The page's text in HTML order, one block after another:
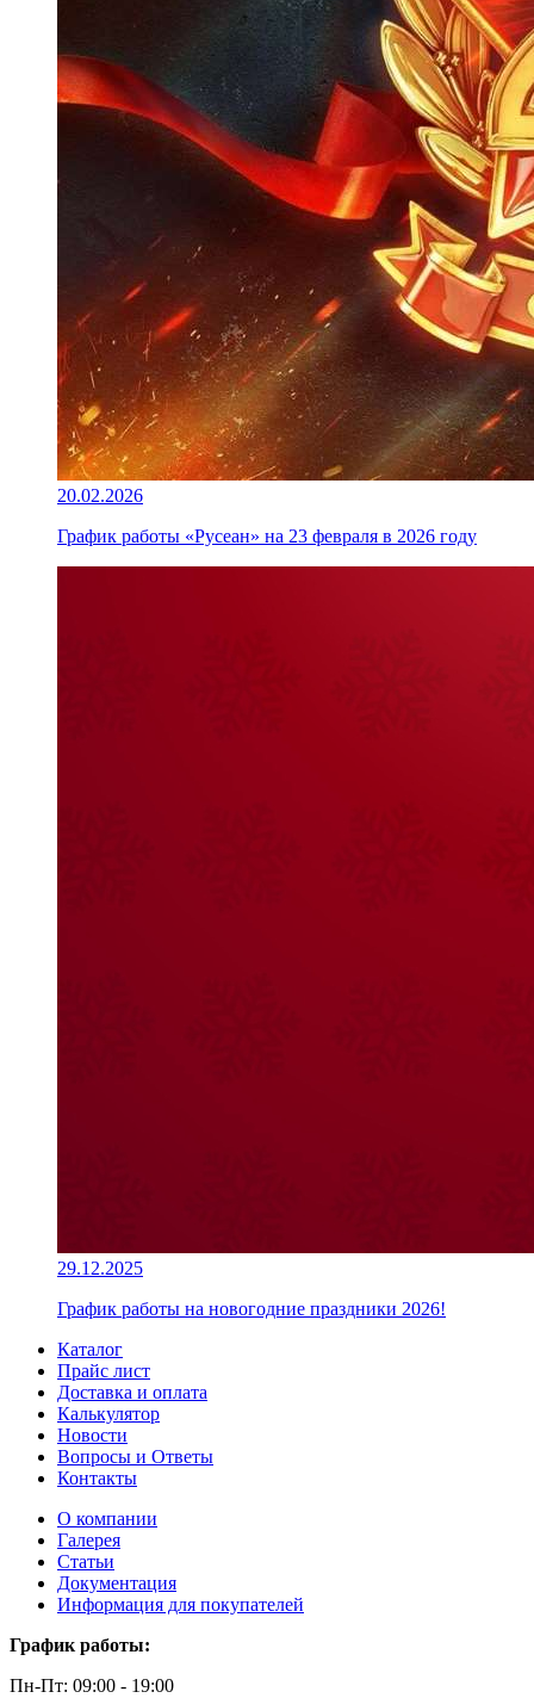
20.02.2026
График работы «Русеан» на 23 февраля в 2026 году
29.12.2025
График работы на новогодние праздники 2026!
Каталог
Прайс лист
Доставка и оплата
Калькулятор
Новости
Вопросы и Ответы
Контакты
О компании
Галерея
Статьи
Документация
Информация для покупателей
График работы:
Пн-Пт: 09:00 - 19:00